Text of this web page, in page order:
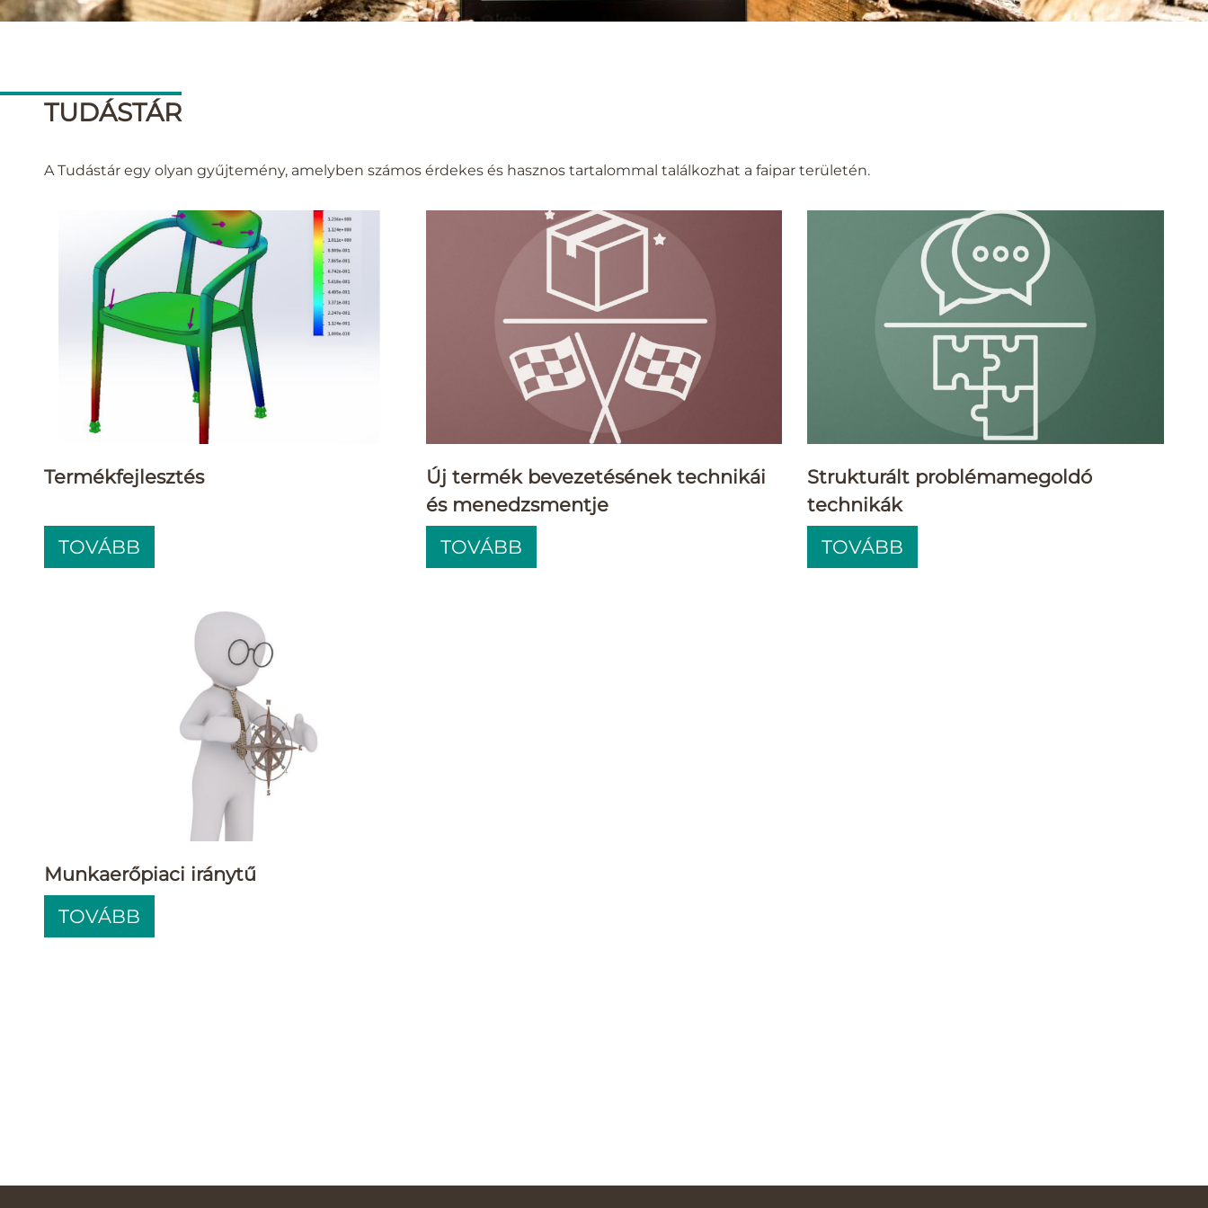
TUDÁSTÁR
A Tudástár egy olyan gyűjtemény, amelyben számos érdekes és hasznos tartalommal találkozhat a faipar területén.
Termékfejlesztés
TOVÁBB
Új termék bevezetésének technikái
és menedzsmentje
TOVÁBB
Strukturált problémamegoldó
technikák
TOVÁBB
Munkaerőpiaci iránytű
TOVÁBB